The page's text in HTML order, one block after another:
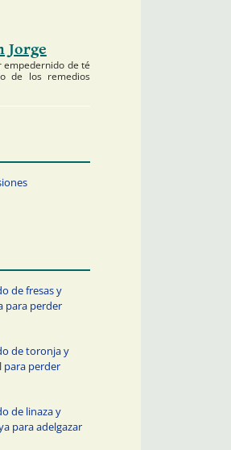
Jorge
empedernido de té
de los remedios
de fresas y
para perder
de toronja y
para perder
de linaza y
para adelgazar